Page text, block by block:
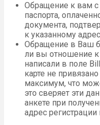
Обращение к вам с
паспорта,
документа,
к указанному
Обращение в Ваш
ли вы отношение
написали в поле
карте не
максимум, что
это сверяет эти
анкете при
адрес